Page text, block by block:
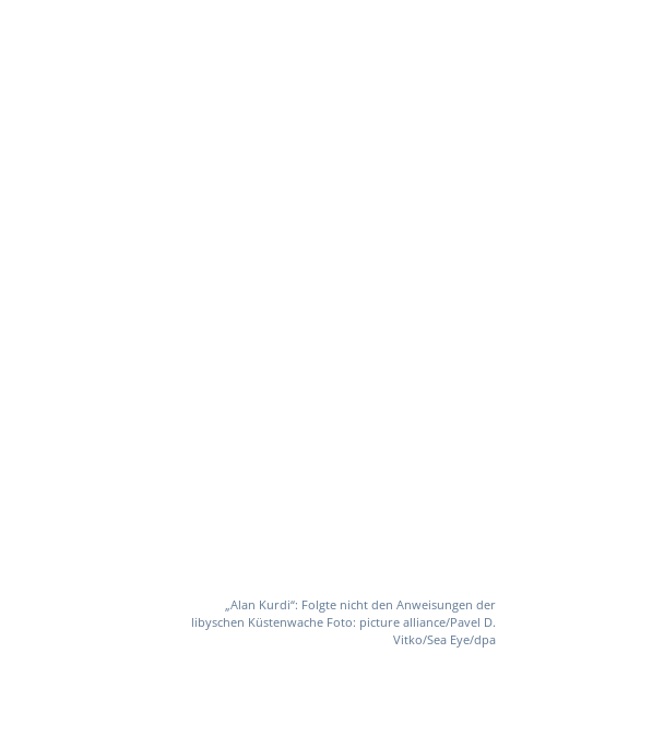
„Alan Kurdi“: Folgte nicht den Anweisungen der
libyschen Küstenwache Foto: picture alliance/Pavel D.
Vitko/Sea Eye/dpa